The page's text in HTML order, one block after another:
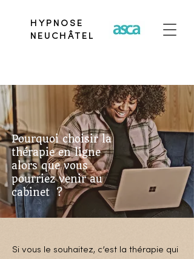
HYPNOSE
NEUCHÂTEL
Pourquoi choisir la
thérapie en ligne
alors que vous
pourriez venir au
cabinet ?
Si vous le souhaitez, c’est la thérapie qui